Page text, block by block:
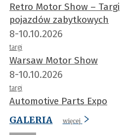
Retro Motor Show – Targi
pojazdów zabytkowych
8-10.10.2026
targi
Warsaw Motor Show
8-10.10.2026
targi
Automotive Parts Expo
GALERIA
więcej